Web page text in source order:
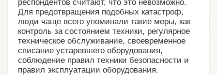
респондентов считают, что это невозможно.
Для предотвращения подобных катастроф,
люди чаще всего упоминали такие меры, как
контроль за состоянием техники, регулярное
техническое обслуживание, своевременное
списание устаревшего оборудования,
соблюдение правил техники безопасности и
правил эксплуатации оборудования.